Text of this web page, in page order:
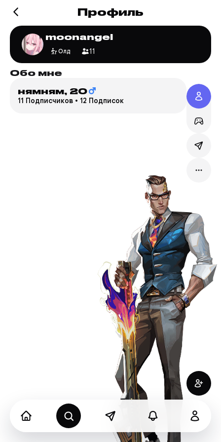
Профиль
moonangel
Олд 11
Обо мне
нямням, 20
11 Подписчиков • 12 Подписок
Мейн: